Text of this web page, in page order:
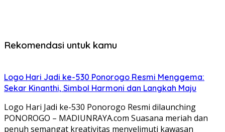
Rekomendasi untuk kamu
Logo Hari Jadi ke-530 Ponorogo Resmi Menggema:
Sekar Kinanthi, Simbol Harmoni dan Langkah Maju
Logo Hari Jadi ke-530 Ponorogo Resmi dilaunching
PONOROGO – MADIUNRAYA.com Suasana meriah dan
penuh semangat kreativitas menyelimuti kawasan